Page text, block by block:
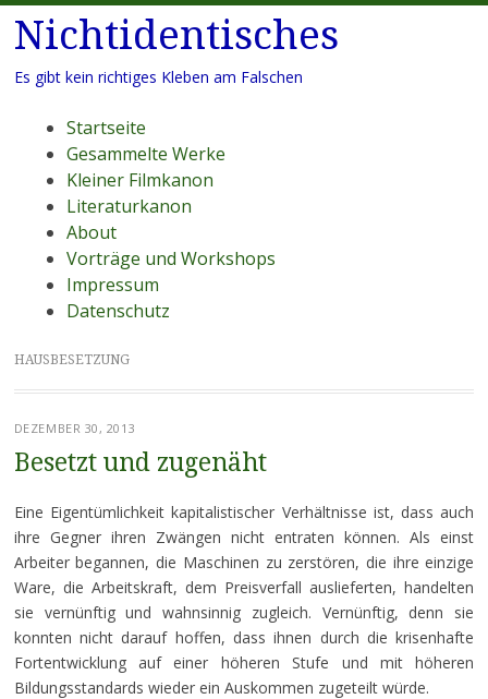
Nichtidentisches
Es gibt kein richtiges Kleben am Falschen
Menü
Zum
Inhalt
springen
Startseite
Gesammelte Werke
Kleiner Filmkanon
Literaturkanon
About
Vorträge und Workshops
Impressum
Datenschutz
HAUSBESETZUNG
DEZEMBER 30, 2013
Besetzt und zugenäht
Eine Eigentümlichkeit kapitalistischer Verhältnisse ist, dass auch
ihre Gegner ihren Zwängen nicht entraten können. Als einst
Arbeiter begannen, die Maschinen zu zerstören, die ihre einzige
Ware, die Arbeitskraft, dem Preisverfall auslieferten, handelten
sie vernünftig und wahnsinnig zugleich. Vernünftig, denn sie
konnten nicht darauf hoffen, dass ihnen durch die krisenhafte
Fortentwicklung auf einer höheren Stufe und mit höheren
Bildungsstandards wieder ein Auskommen zugeteilt würde.